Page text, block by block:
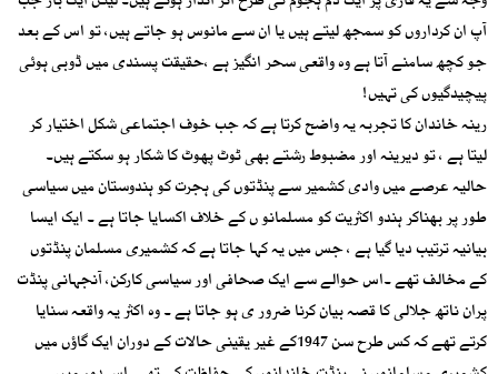
آپ ان کرداروں کو سمجھ لیتے ہیں یا ان سے مانوس ہو جاتے ہیں، تو اس کے بعد
جو کچھ سامنے آتا ہے وہ واقعی سحر انگیز ہے ،حقیقت پسندی میں ڈوبی ہوئی
پیچیدگیوں کی تہیں!
رینہ خاندان کا تجربہ یہ واضح کرتا ہے کہ جب خوف اجتماعی شکل اختیار کر
لیتا ہے ، تو دیرینہ اور مضبوط رشتے بھی ٹوٹ پھوٹ کا شکار ہو سکتے ہیں۔
حالیہ عرصے میں وادی کشمیر سے پنڈتوں کی ہجرت کو ہندوستان میں سیاسی
طور پر بھناکر ہندو اکثریت کو مسلمانو ں کے خلاف اکسایا جاتا ہے ۔ ایک ایسا
بیانیہ ترتیب دیا گیا ہے ، جس میں یہ کہا جاتا ہے کہ کشمیری مسلمان پنڈتوں
کے مخالف تھے ۔اس حوالے سے ایک صحافی اور سیاسی کارکن، آنجہانی پنڈت
پران ناتھ جلالی کا قصہ بیان کرنا ضرور ی ہو جاتا ہے ۔ وہ اکثر یہ واقعہ سنایا
کرتے تھے کہ کس طرح سن 1947کے غیر یقینی حالات کے دوران ایک گاؤں میں